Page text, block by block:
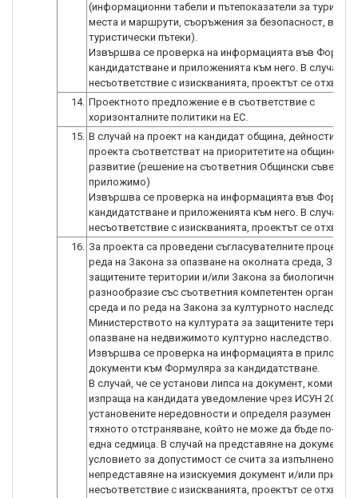
(информационни табели и пътепоказатели за
места и маршрути, съоръжения за безопасност,
туристически пътеки).
Извършва се проверка на информацията във
кандидатстване и приложенията към него. В случай на
14. Проектното предложение е в съответствие с
хоризонталните политики на ЕС.
15. В случай на проект на кандидат община, дейностите
проекта съответстват на приоритетите на общинския
развитие (решение на съответния Общински съвет)
приложимо)
Извършва се проверка на информацията във
кандидатстване и приложенията към него. В случай на
16. За проекта са проведени съгласувателните
реда на Закона за опазване на околната среда,
защитените територии и/или Закона за биологичното
разнообразие със съответния компетентен орган по
среда и по реда на Закона за културното наследство
Министерството на културата за защитените
опазване на недвижимото културно наследство.
Извършва се проверка на информацията в
документи към Формуляра за кандидатстване.
В случай, че се установи липса на документ,
изпраща на кандидата уведомление чрез ИСУН 2020
установените нередовности и определя разумен
тяхното отстраняване, който не може да бъде по-
една седмица. В случай на представяне на документа
условието за допустимост се счита за изпълнено. В
непредставяне на изискуемия документ и/или при